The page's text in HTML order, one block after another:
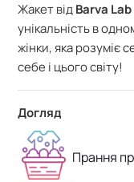
Жакет відBarva Lab
унікальність в
жінки, яка розуміє
себе і цього світу!
Догляд
Прання